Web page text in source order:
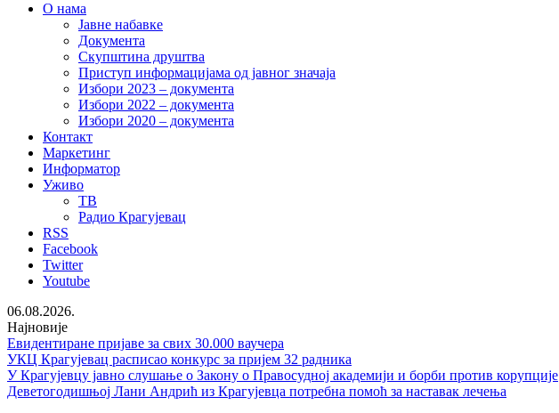
О нама
Јавне набавке
Документа
Скупштина друштва
Приступ информацијама од јавног значаја
Избори 2023 – документа
Избори 2022 – документа
Избори 2020 – документа
Контакт
Маркетинг
Информатор
Уживо
ТВ
Радио Крагујевац
RSS
Facebook
Twitter
Youtube
06.08.2026.
Најновије
Евидентиране пријаве за свих 30.000 ваучера
УКЦ Крагујевац расписао конкурс за пријем 32 радника
У Крагујевцу јавно слушање о Закону о Правосудној академији и борби против корупције
Деветогодишњој Лани Андрић из Крагујевца потребна помоћ за наставак лечења